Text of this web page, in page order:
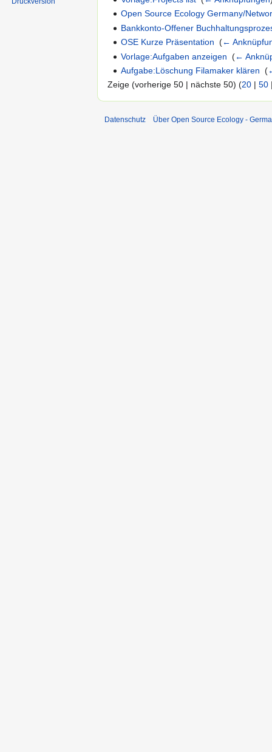
Open Source Ecology Germany/
Bankkonto-Offener
OSE Kurze Präsentation ‎(←
Vorlage:Aufgaben anzeigen ‎(←
Aufgabe:Löschung Filamaker klären ‎(
Zeige (vorherige 50 | nächste 50) (20 | 50
Datenschutz Über Open Source Ecology -